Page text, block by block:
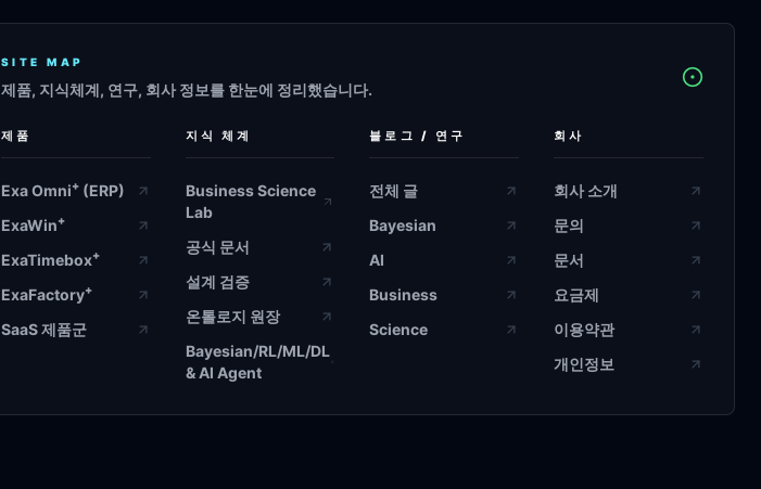
SITE MAP
제품, 지식체계, 연구, 회사 정보를 한눈에 정리했습니다.
제품
Exa Omni+ (ERP)
ExaWin+
ExaTimebox+
ExaFactory+
SaaS 제품군
지식 체계
Business Science
Lab
공식 문서
설계 검증
온톨로지 원장
Bayesian/RL/ML/DL
& AI Agent
블로그 / 연구
전체 글
Bayesian
AI
Business
Science
회사
회사 소개
문의
문서
요금제
이용약관
개인정보